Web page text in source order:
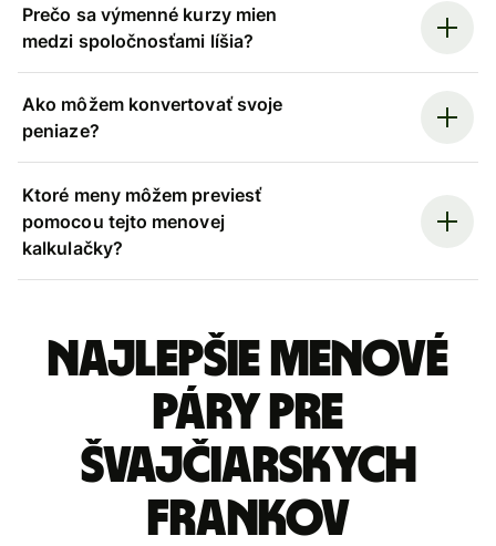
Prečo sa výmenné kurzy mien
medzi spoločnosťami líšia?
Ako môžem konvertovať svoje
peniaze?
Ktoré meny môžem previesť
pomocou tejto menovej
kalkulačky?
Najlepšie menové
páry pre
Švajčiarskych
frankov